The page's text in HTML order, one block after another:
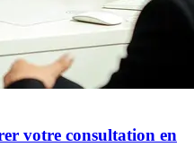
votre consultation en